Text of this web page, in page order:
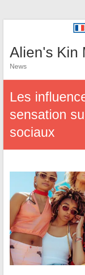
Alien's Kin
News
Les
sensation
sociaux